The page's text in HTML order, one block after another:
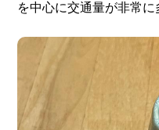
を中心に交通量が非常